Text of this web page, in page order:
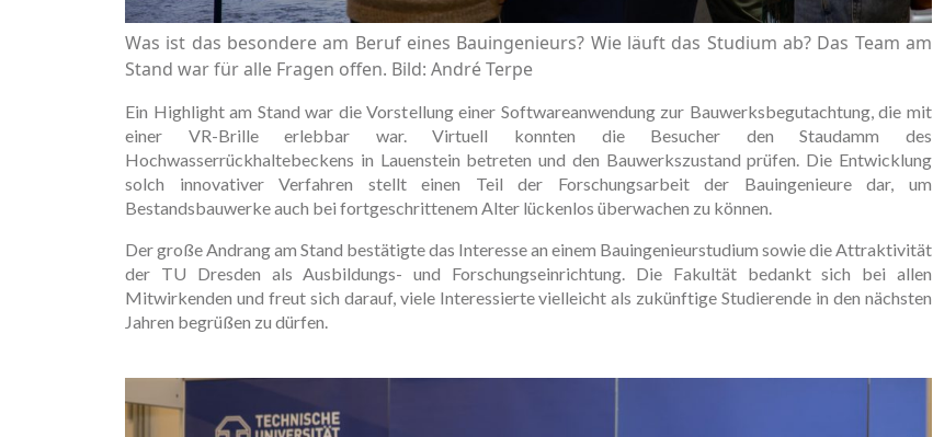
Was ist das besondere am Beruf eines Bauingenieurs? Wie läuft das Studium ab? Das Team am
Stand war für alle Fragen offen. Bild: André Terpe
Ein Highlight am Stand war die Vorstellung einer Softwareanwendung zur Bauwerksbegutachtung, die mit
einer VR-Brille erlebbar war. Virtuell konnten die Besucher den Staudamm des
Hochwasserrückhaltebeckens in Lauenstein betreten und den Bauwerkszustand prüfen. Die Entwicklung
solch innovativer Verfahren stellt einen Teil der Forschungsarbeit der Bauingenieure dar, um
Bestandsbauwerke auch bei fortgeschrittenem Alter lückenlos überwachen zu können.
Der große Andrang am Stand bestätigte das Interesse an einem Bauingenieurstudium sowie die Attraktivität
der TU Dresden als Ausbildungs- und Forschungseinrichtung. Die Fakultät bedankt sich bei allen
Mitwirkenden und freut sich darauf, viele Interessierte vielleicht als zukünftige Studierende in den nächsten
Jahren begrüßen zu dürfen.